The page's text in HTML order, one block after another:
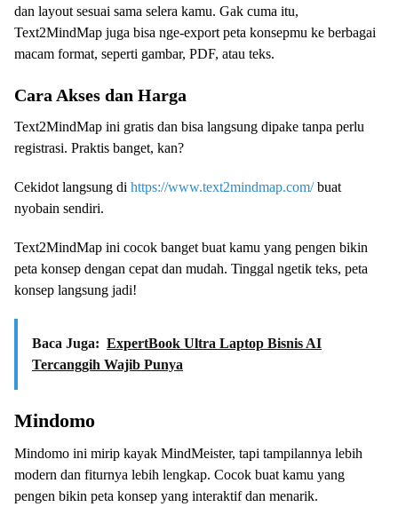
dan layout sesuai sama selera kamu. Gak cuma itu,
Text2MindMap juga bisa nge-export peta konsepmu ke berbagai
macam format, seperti gambar, PDF, atau teks.
Cara Akses dan Harga
Text2MindMap ini gratis dan bisa langsung dipake tanpa perlu
registrasi. Praktis banget, kan?
Cekidot langsung di https://www.text2mindmap.com/buat
nyobain sendiri.
Text2MindMap ini cocok banget buat kamu yang pengen bikin
peta konsep dengan cepat dan mudah. Tinggal ngetik teks, peta
konsep langsung jadi!
Baca Juga: ExpertBook Ultra Laptop Bisnis AI
Tercanggih Wajib Punya
Mindomo
Mindomo ini mirip kayak MindMeister, tapi tampilannya lebih
modern dan fiturnya lebih lengkap. Cocok buat kamu yang
pengen bikin peta konsep yang interaktif dan menarik.